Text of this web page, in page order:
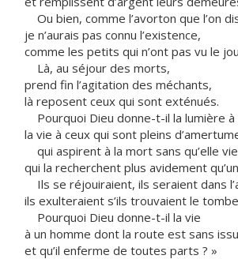
Ou bien, comme l’avorton que l’on
je n’aurais pas connu l’existence,
comme les petits qui n’ont pas vu le
Là, au séjour des morts,
prend fin l’agitation des méchants,
là reposent ceux qui sont exténués.
Pourquoi Dieu donne-t-il la lumière à
la vie à ceux qui sont pleins
qui aspirent à la mort sans qu’elle
qui la recherchent plus avidement
Ils se réjouiraient, ils seraient dans
ils exulteraient s’ils trouvaient le
Pourquoi Dieu donne-t-il la vie
à un homme dont la route est sans
et qu’il enferme de toutes parts ? »